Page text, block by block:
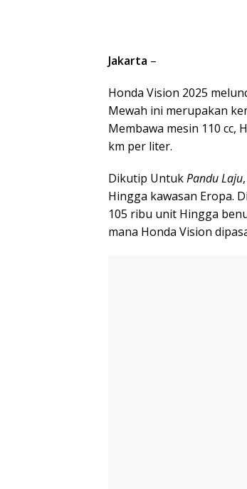
Jakarta –
Honda Vision 2025
Mewah ini merupakan
Membawa mesin 110 cc,
km per liter.
Dikutip UntukPandu Laju
Hingga kawasan Eropa.
105 ribu unit Hingga
mana Honda Vision